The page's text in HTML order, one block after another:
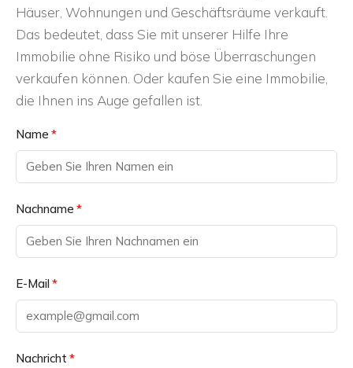
Häuser, Wohnungen und Geschäftsräume verkauft.
Das bedeutet, dass Sie mit unserer Hilfe Ihre
Immobilie ohne Risiko und böse Überraschungen
verkaufen können. Oder kaufen Sie eine Immobilie,
die Ihnen ins Auge gefallen ist.
Name
Nachname
E-Mail
Nachricht